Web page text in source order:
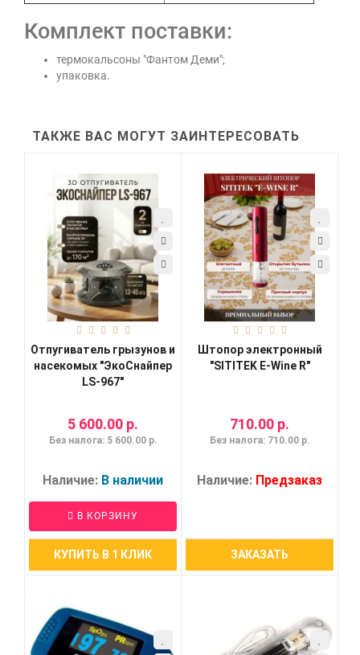
Комплект поставки:
термокальсоны "Фантом Деми";
упаковка.
ТАКЖЕ ВАС МОГУТ ЗАИНТЕРЕСОВАТЬ
Отпугиватель грызунов и
насекомых "ЭкоСнайпер
LS-967"
5 600.00 р.
Без налога: 5 600.00 р.
Наличие: В наличии
В КОРЗИНУ
КУПИТЬ В 1 КЛИК
Штопор электронный
"SITITEK E-Wine R"
710.00 р.
Без налога: 710.00 р.
Наличие: Предзаказ
ЗАКАЗАТЬ